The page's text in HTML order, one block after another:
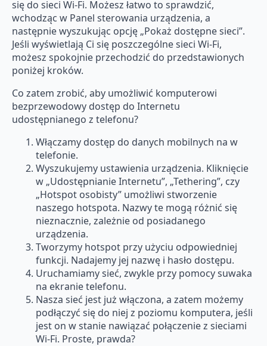
się do sieci Wi-Fi. Możesz łatwo to sprawdzić,
wchodząc w Panel sterowania urządzenia, a
następnie wyszukując opcję „Pokaż dostępne sieci”.
Jeśli wyświetlają Ci się poszczególne sieci Wi-Fi,
możesz spokojnie przechodzić do przedstawionych
poniżej kroków.
Co zatem zrobić, aby umożliwić komputerowi
bezprzewodowy dostęp do Internetu
udostępnianego z telefonu?
Włączamy dostęp do danych mobilnych na w
telefonie.
Wyszukujemy ustawienia urządzenia. Kliknięcie
w „Udostępnianie Internetu”, „Tethering”, czy
„Hotspot osobisty” umożliwi stworzenie
naszego hotspota. Nazwy te mogą różnić się
nieznacznie, zależnie od posiadanego
urządzenia.
Tworzymy hotspot przy użyciu odpowiedniej
funkcji. Nadajemy jej nazwę i hasło dostępu.
Uruchamiamy sieć, zwykle przy pomocy suwaka
na ekranie telefonu.
Nasza sieć jest już włączona, a zatem możemy
podłączyć się do niej z poziomu komputera, jeśli
jest on w stanie nawiązać połączenie z sieciami
Wi-Fi. Proste, prawda?